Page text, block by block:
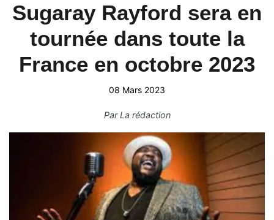
Sugaray Rayford sera en
tournée dans toute la
France en octobre 2023
08 Mars 2023
ParLa rédaction